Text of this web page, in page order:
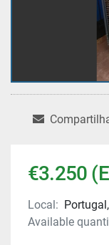
€3.250
Local:
Available